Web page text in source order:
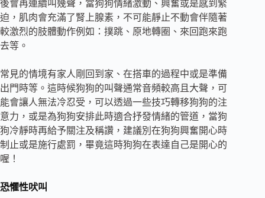
後會再連續叫幾聲，當狗狗情緒激動、興奮或是感到緊
迫，肌肉會充滿了腎上腺素，不可能靜止不動會伴隨著
較激烈的肢體動作例如：撲跳、原地轉圈、來回跑來跑
去等。
常見的情境有家人剛回到家、在搭車的過程中或是準備
出門時等。這時候狗狗的叫聲通常音頻較高且大聲，可
能會讓人無法冷忍受，可以透過一些技巧轉移狗狗的注
意力，或是為狗狗安排此時適合抒發情緒的管道，當狗
狗冷靜時再給予關注及稱讚，建議別在狗狗興奮開心時
制止或是施行處罰，畢竟這時狗狗在表達自己是開心的
喔！
恐懼性吠叫